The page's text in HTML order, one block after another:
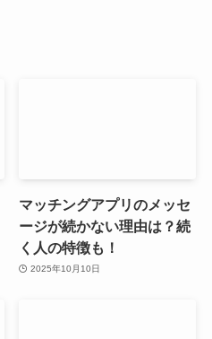
マッチングアプリのメッセ
ージが続かない理由は？続
く人の特徴も！
2025年10月10日